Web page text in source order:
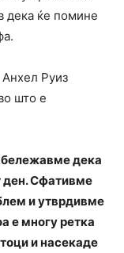
дека ќе помине
Анхел Руиз
што е
дека
ден. Сфативме
и утврдивме
е многу ретка
и насекаде